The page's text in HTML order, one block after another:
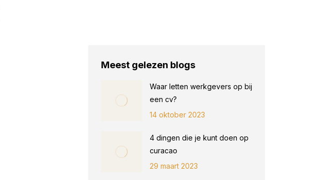
Meest gelezen blogs
Waar letten werkgevers op bij
een cv?
14 oktober 2023
4 dingen die je kunt doen op
curacao
29 maart 2023